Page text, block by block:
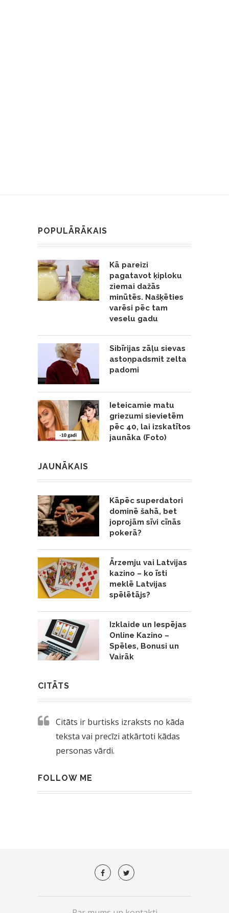
POPULĀRĀKAIS
Kā pareizi
pagatavot ķiploku
ziemai dažās
minūtēs. Našķēties
varēsi pēc tam
veselu gadu
Sibīrijas zāļu sievas
astoņpadsmit zelta
padomi
Ieteicamie matu
griezumi sievietēm
pēc 40, lai izskatītos
jaunāka (Foto)
JAUNĀKAIS
Kāpēc superdatori
dominē šahā, bet
joprojām sīvi cīnās
pokerā?
Ārzemju vai Latvijas
kazino – ko īsti
meklē Latvijas
spēlētājs?
Izklaide un Iespējas
Online Kazino –
Spēles, Bonusi un
Vairāk
CITĀTS
Citāts ir burtisks izraksts no kāda
teksta vai precīzi atkārtoti kādas
personas vārdi.
FOLLOW ME